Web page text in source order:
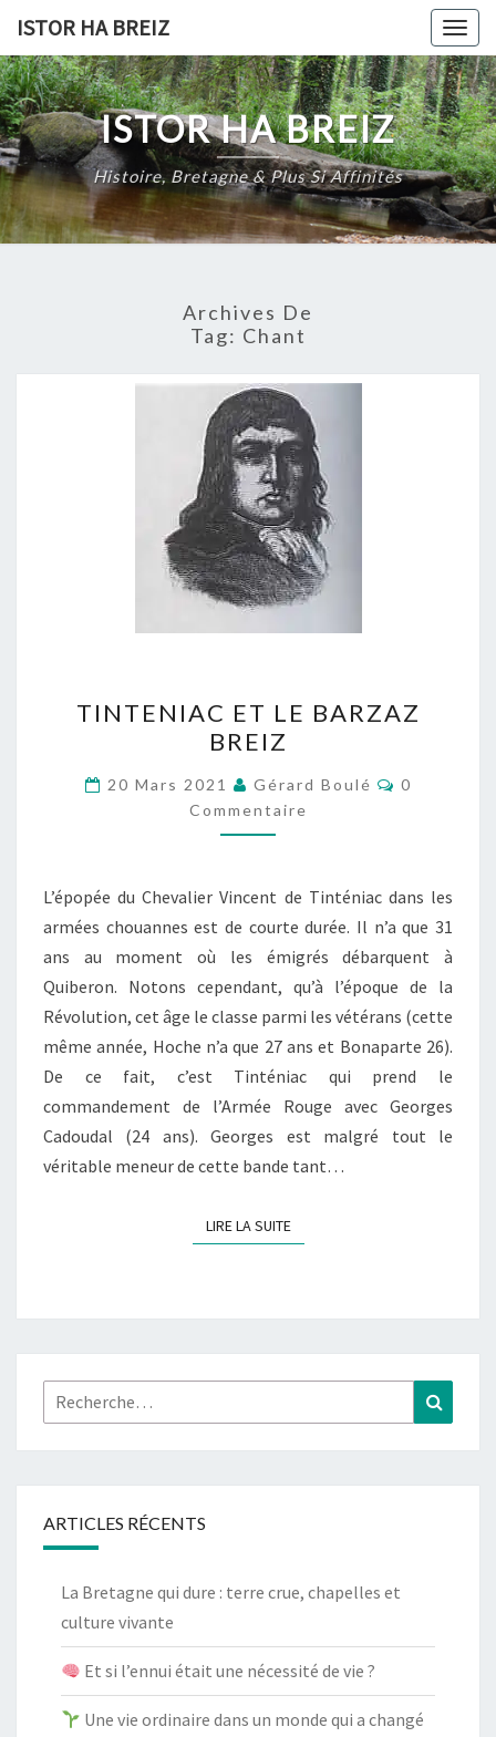
content
ISTOR HA BREIZ
ISTOR HA BREIZ
Histoire, Bretagne & Plus Si Affinités
Archives De
Tag: Chant
ET
LE
BARZAZ
BREIZ
TINTENIAC ET LE BARZAZ
BREIZ
20 Mars 2021 Gérard Boulé
0
Commentaire
L’épopée du Chevalier Vincent de Tinténiac dans les
armées chouannes est de courte durée. Il n’a que 31
ans au moment où les émigrés débarquent à
Quiberon. Notons cependant, qu’à l’époque de la
Révolution, cet âge le classe parmi les vétérans (cette
même année, Hoche n’a que 27 ans et Bonaparte 26).
De ce fait, c’est Tinténiac qui prend le
commandement de l’Armée Rouge avec Georges
Cadoudal (24 ans). Georges est malgré tout le
véritable meneur de cette bande tant…
LIRE LA SUITELIRE LA SUITE
Rechercher :
ARTICLES RÉCENTS
La Bretagne qui dure : terre crue, chapelles et
culture vivante
Et si l’ennui était une nécessité de vie ?
Une vie ordinaire dans un monde qui a changé